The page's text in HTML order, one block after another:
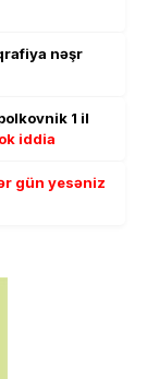
nəşr
1 il
iddia
gün yesəniz